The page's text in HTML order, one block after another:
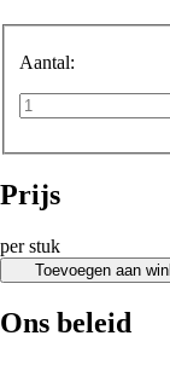
Aantal:
Prijs
per stuk
Toevoegen aan
Ons beleid